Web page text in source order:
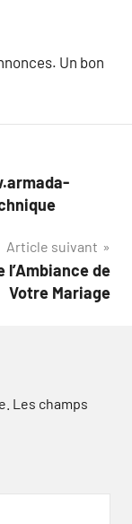
Un bon
Article suivant
l’Ambiance de
Votre Mariage
Les champs